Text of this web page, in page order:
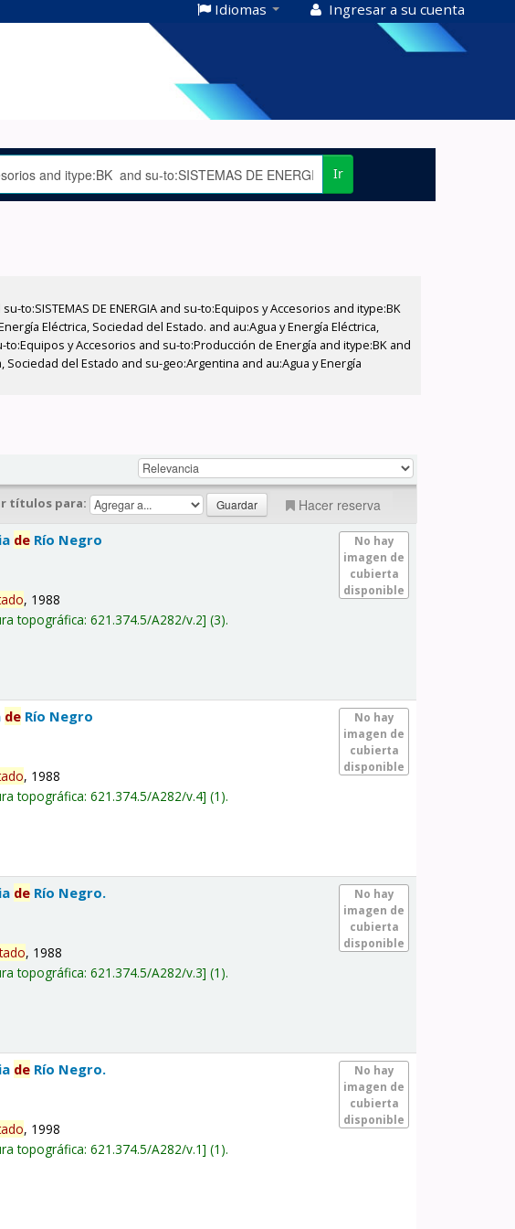
Idiomas Ingresar a su cuenta
Ir
DE ENERGIA and su-to:Equipos y Accesorios and itype:BK
Eléctrica, Sociedad del Estado. and au:Agua y Energía Eléctrica,
y Accesorios and su-to:Producción de Energía and itype:BK and
del Estado and su-geo:Argentina and au:Agua y Energía
títulos para: Hacer reserva
No hay
imagen de
cubierta
disponible
de Río Negro
, 1988
topográfica:621.374.5/A282/v.2 (3).
No hay
imagen de
cubierta
disponible
de Río Negro
, 1988
topográfica:621.374.5/A282/v.4 (1).
No hay
imagen de
cubierta
disponible
de Río Negro.
, 1988
topográfica:621.374.5/A282/v.3 (1).
No hay
imagen de
cubierta
disponible
de Río Negro.
, 1998
topográfica:621.374.5/A282/v.1 (1).